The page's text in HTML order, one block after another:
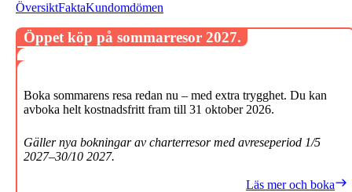
ÖversiktFaktaKundomdömen
Öppet köp på sommarresor 2027.
Boka sommarens resa redan nu – med extra trygghet. Du kan
avboka helt kostnadsfritt fram till 31 oktober 2026.
Gäller nya bokningar av charterresor med avreseperiod 1/5
2027–30/10 2027.
Läs mer och boka